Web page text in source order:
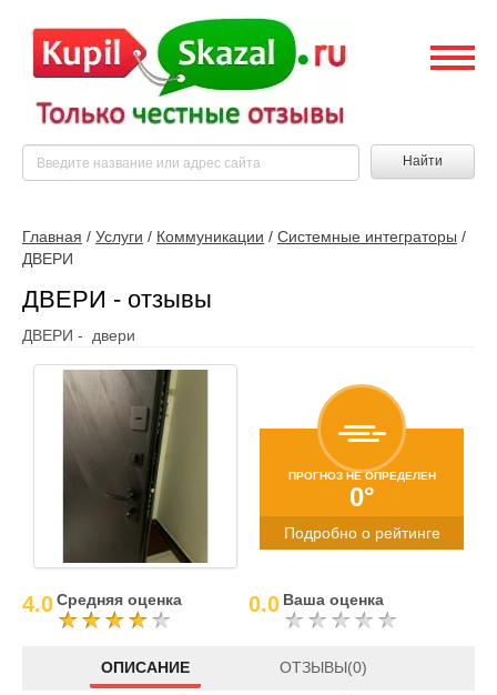
Найти
Главная / Услуги / Коммуникации / Системные интеграторы /
ДВЕРИ
ДВЕРИ - отзывы
ДВЕРИ - двери
ПРОГНОЗ НЕ ОПРЕДЕЛЕН
0°
Подробно о рейтинге
4.0Средняя оценка 0.0 Ваша оценка
ОПИСАНИЕ ОТЗЫВЫ(0)